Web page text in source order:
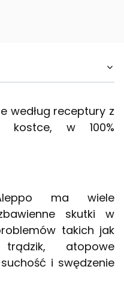
według receptury z
kostce, w 100%
ma wiele
skutki w
takich jak
trądzik, atopowe
i swędzenie